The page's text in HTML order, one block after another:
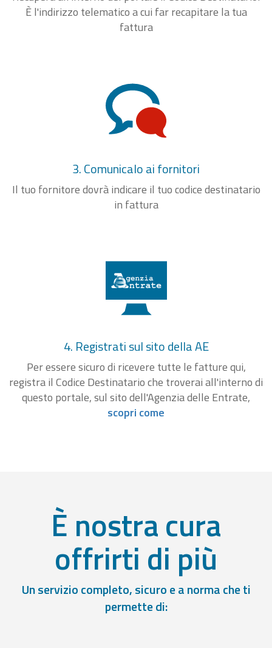
È l'indirizzo telematico a cui far recapitare la tua
fattura
3. Comunicalo ai fornitori
Il tuo fornitore dovrà indicare il tuo codice destinatario
in fattura
4. Registrati sul sito della AE
Per essere sicuro di ricevere tutte le fatture qui,
registra il Codice Destinatario che troverai all'interno di
questo portale, sul sito dell'Agenzia delle Entrate,
scopri come
È nostra cura
offrirti di più
Un servizio completo, sicuro e a norma che ti
permette di: